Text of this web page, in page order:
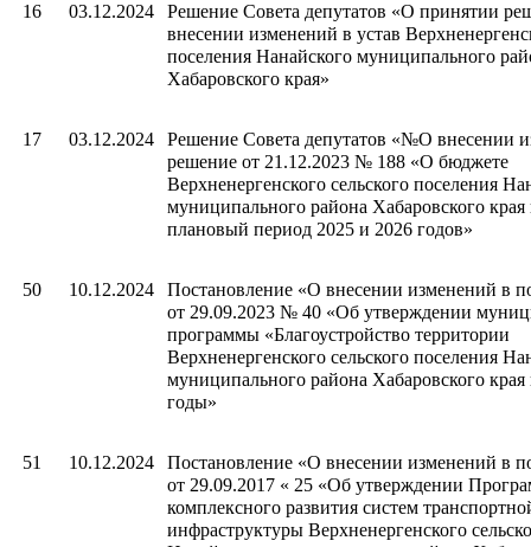
16 03.12.2024
Решение Совета депутатов «О принятии
внесении изменений в устав
поселения Нанайского муниципального
Хабаровского края»
17 03.12.2024
Решение Совета депутатов «№О внесении
решение от 21.12.2023 № 188 «О бюджете
Верхненергенского сельского поселения
муниципального района Хабаровского края
плановый период 2025 и 2026 годов»
50 10.12.2024
Постановление «О внесении изменений в
от 29.09.2023 № 40 «Об утверждении
программы «Благоустройство территории
Верхненергенского сельского поселения
муниципального района Хабаровского края
годы»
51 10.12.2024
Постановление «О внесении изменений в
от 29.09.2017 « 25 «Об утверждении
комплексного развития систем
инфраструктуры Верхненергенского